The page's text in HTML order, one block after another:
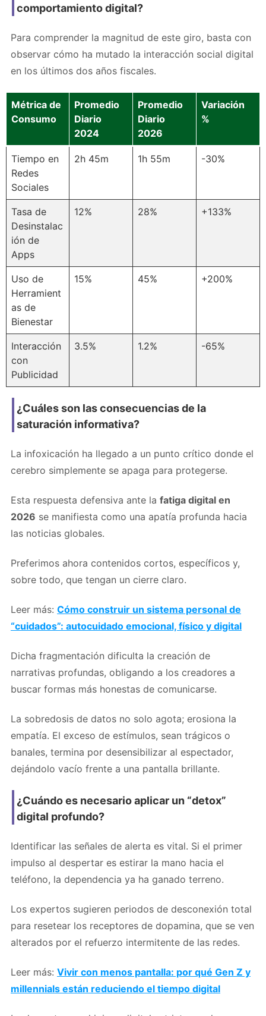
comportamiento digital?
Para comprender la magnitud de este giro, basta con
observar cómo ha mutado la interacción social digital
en los últimos dos años fiscales.
Métrica de
Consumo
Promedio
Diario
2024
Promedio
Diario
2026
Variación
%
Tiempo en
Redes
Sociales
2h 45m 1h 55m -30%
Tasa de
Desinstalac
ión de
Apps
12% 28% +133%
Uso de
Herramient
as de
Bienestar
15% 45% +200%
Interacción
con
Publicidad
3.5% 1.2% -65%
¿Cuáles son las consecuencias de la
saturación informativa?
La infoxicación ha llegado a un punto crítico donde el
cerebro simplemente se apaga para protegerse.
Esta respuesta defensiva ante la fatiga digital en
2026 se manifiesta como una apatía profunda hacia
las noticias globales.
Preferimos ahora contenidos cortos, específicos y,
sobre todo, que tengan un cierre claro.
Leer más: Cómo construir un sistema personal de
“cuidados”: autocuidado emocional, físico y digital
Dicha fragmentación dificulta la creación de
narrativas profundas, obligando a los creadores a
buscar formas más honestas de comunicarse.
La sobredosis de datos no solo agota; erosiona la
empatía. El exceso de estímulos, sean trágicos o
banales, termina por desensibilizar al espectador,
dejándolo vacío frente a una pantalla brillante.
¿Cuándo es necesario aplicar un “detox”
digital profundo?
Identificar las señales de alerta es vital. Si el primer
impulso al despertar es estirar la mano hacia el
teléfono, la dependencia ya ha ganado terreno.
Los expertos sugieren periodos de desconexión total
para resetear los receptores de dopamina, que se ven
alterados por el refuerzo intermitente de las redes.
Leer más: Vivir con menos pantalla: por qué Gen Z y
millennials están reduciendo el tiempo digital